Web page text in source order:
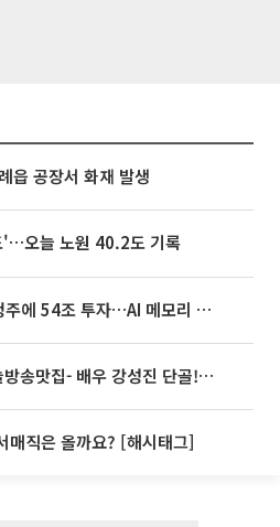
읍 공장서 화재 발생
오늘 노원 40.2도 기록
SK하이닉스, 용인·청주에 54조 투자…AI 메모리 생산기지 키운다
'2TV 생생정보' 오늘방송맛집- 배우 강성진 단골! 쌀국수ㆍ푸팟퐁 커리 맛집 '블○○○'
매직은 올까요? [해시태그]